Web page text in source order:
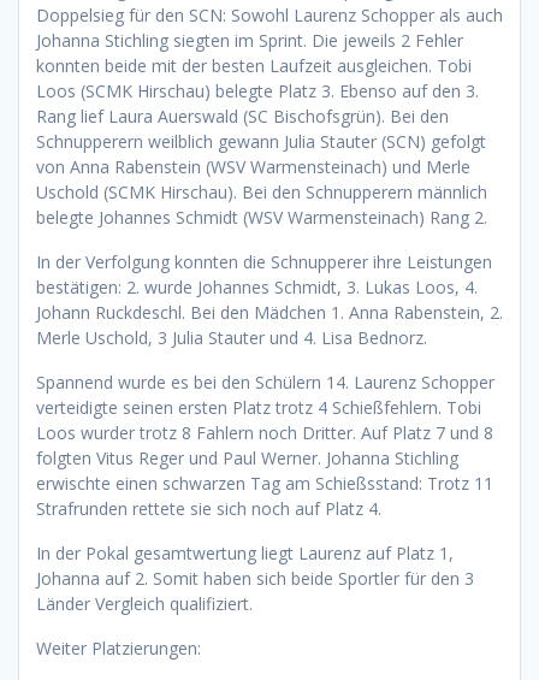
Doppelsieg für den SCN: Sowohl Laurenz Schopper als auch
Johanna Stichling siegten im Sprint. Die jeweils 2 Fehler
konnten beide mit der besten Laufzeit ausgleichen. Tobi
Loos (SCMK Hirschau) belegte Platz 3. Ebenso auf den 3.
Rang lief Laura Auerswald (SC Bischofsgrün). Bei den
Schnupperern weilblich gewann Julia Stauter (SCN) gefolgt
von Anna Rabenstein (WSV Warmensteinach) und Merle
Uschold (SCMK Hirschau). Bei den Schnupperern männlich
belegte Johannes Schmidt (WSV Warmensteinach) Rang 2.
In der Verfolgung konnten die Schnupperer ihre Leistungen
bestätigen: 2. wurde Johannes Schmidt, 3. Lukas Loos, 4.
Johann Ruckdeschl. Bei den Mädchen 1. Anna Rabenstein, 2.
Merle Uschold, 3 Julia Stauter und 4. Lisa Bednorz.
Spannend wurde es bei den Schülern 14. Laurenz Schopper
verteidigte seinen ersten Platz trotz 4 Schießfehlern. Tobi
Loos wurder trotz 8 Fahlern noch Dritter. Auf Platz 7 und 8
folgten Vitus Reger und Paul Werner. Johanna Stichling
erwischte einen schwarzen Tag am Schießsstand: Trotz 11
Strafrunden rettete sie sich noch auf Platz 4.
In der Pokal gesamtwertung liegt Laurenz auf Platz 1,
Johanna auf 2. Somit haben sich beide Sportler für den 3
Länder Vergleich qualifiziert.
Weiter Platzierungen: